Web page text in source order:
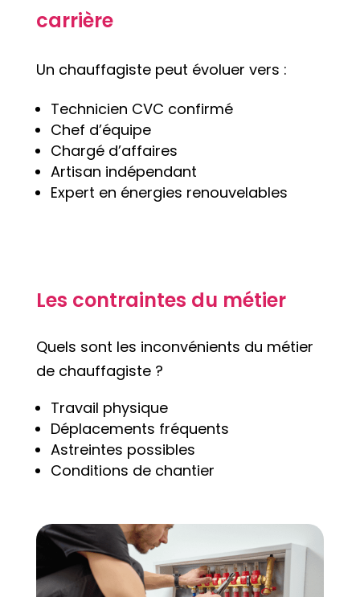
carrière
Un chauffagiste peut évoluer vers :
Technicien CVC confirmé
Chef d’équipe
Chargé d’affaires
Artisan indépendant
Expert en énergies renouvelables
Les contraintes du métier
Quels sont les inconvénients du métier
de chauffagiste ?
Travail physique
Déplacements fréquents
Astreintes possibles
Conditions de chantier